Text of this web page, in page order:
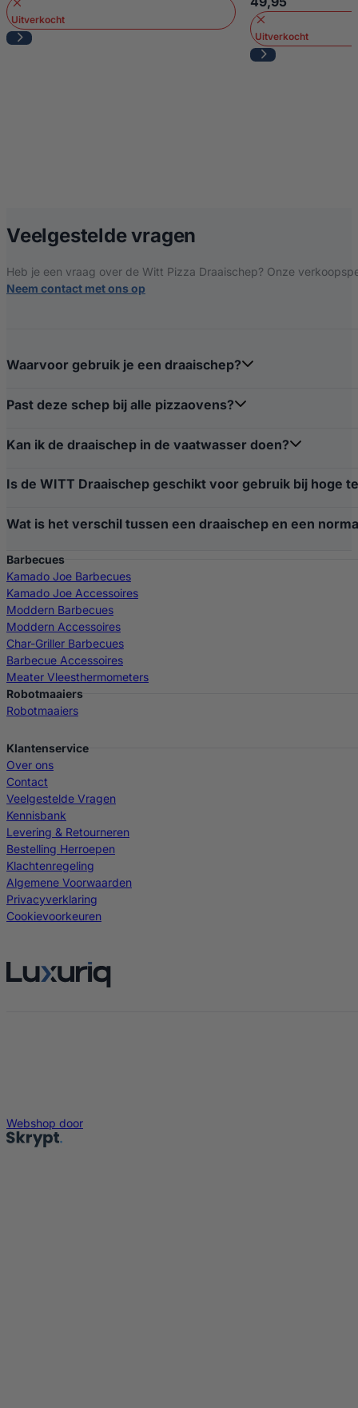
Uitverkocht
Uitverkocht
Veelgestelde vragen
Heb je een vraag over de Witt Pizza Draaischep? Onze
Neem contact met ons op
Waarvoor gebruik je een draaischep?
Past deze schep bij alle pizzaovens?
Kan ik de draaischep in de vaatwasser doen?
Is de WITT Draaischep geschikt voor gebruik bij hoge
Wat is het verschil tussen een draaischep en een
Barbecues
Kamado Joe Barbecues
Kamado Joe Accessoires
Moddern Barbecues
Moddern Accessoires
Char-Griller Barbecues
Barbecue Accessoires
Meater Vleesthermometers
Robotmaaiers
Robotmaaiers
Klantenservice
Over ons
Contact
Veelgestelde Vragen
Kennisbank
Levering & Retourneren
Bestelling Herroepen
Klachtenregeling
Algemene Voorwaarden
Privacyverklaring
Cookievoorkeuren
Webshop door